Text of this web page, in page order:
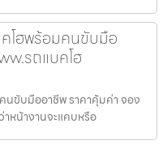
โฮพร้อมคนขับมือ
รถแบคโฮ
นขับมืออาชีพ ราคาคุ้มค่า จอง
หน้างานจะแคบหรือ